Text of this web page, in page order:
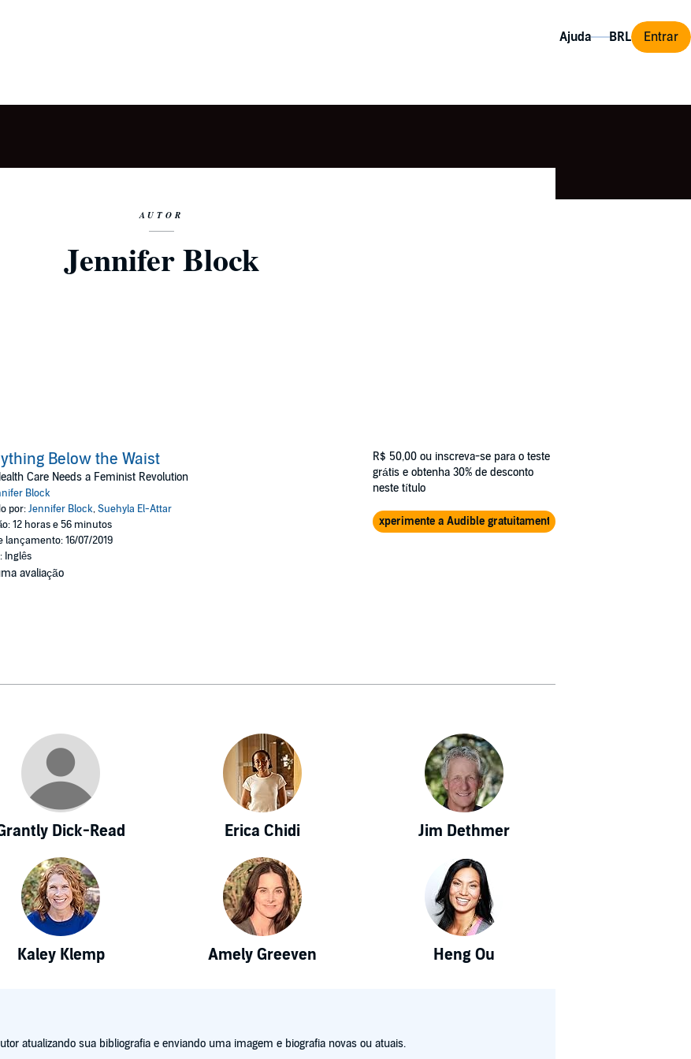
Ajuda Entrar
AUTOR
Jennifer Block
Below the Waist
Care Needs a Feminist Revolution
Block
por:Jennifer Block,Suehyla El-Attar
12 horas e 56 minutos
lançamento: 16/07/2019
Inglês
avaliação
R$ 50,00 ou inscreva-se para o teste
grátis e obtenha 30% de desconto
neste título
Experimente a Audible gratuitamente
Dick-Read Erica Chidi Jim Dethmer
Kaley Klemp Amely Greeven Heng Ou
atualizando sua bibliografia e enviando uma imagem e biografia novas ou atuais.